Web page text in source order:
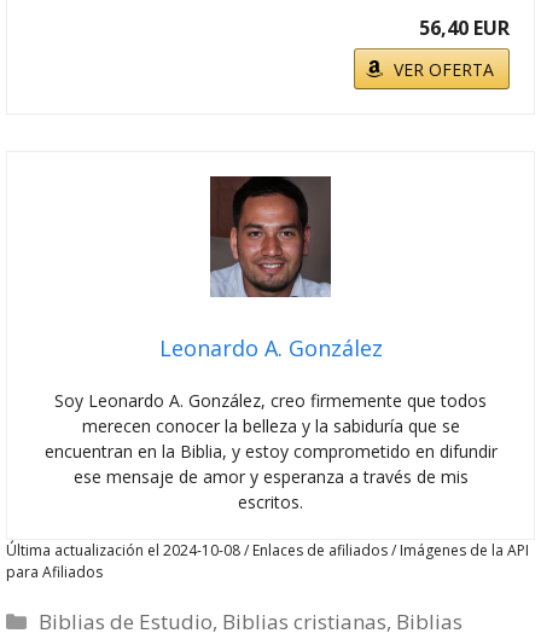
56,40 EUR
VER OFERTA
Leonardo A. González
Soy Leonardo A. González, creo firmemente que todos
merecen conocer la belleza y la sabiduría que se
encuentran en la Biblia, y estoy comprometido en difundir
ese mensaje de amor y esperanza a través de mis
escritos.
Última actualización el 2024-10-08 / Enlaces de afiliados / Imágenes de la API
para Afiliados
Categorías
Biblias de Estudio, Biblias cristianas, Biblias